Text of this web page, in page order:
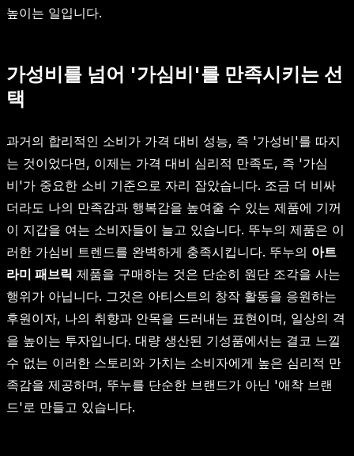
높이는 일입니다.
가성비를 넘어 '가심비'를 만족시키는 선
택
과거의 합리적인 소비가 가격 대비 성능, 즉 '가성비'를 따지
는 것이었다면, 이제는 가격 대비 심리적 만족도, 즉 '가심
비'가 중요한 소비 기준으로 자리 잡았습니다. 조금 더 비싸
더라도 나의 만족감과 행복감을 높여줄 수 있는 제품에 기꺼
이 지갑을 여는 소비자들이 늘고 있습니다. 뚜누의 제품은 이
러한 가심비 트렌드를 완벽하게 충족시킵니다. 뚜누의 아트
라미 패브릭 제품을 구매하는 것은 단순히 원단 조각을 사는
행위가 아닙니다. 그것은 아티스트의 창작 활동을 응원하는
후원이자, 나의 취향과 안목을 드러내는 표현이며, 일상의 격
을 높이는 투자입니다. 대량 생산된 기성품에서는 결코 느낄
수 없는 이러한 스토리와 가치는 소비자에게 높은 심리적 만
족감을 제공하며, 뚜누를 단순한 브랜드가 아닌 '애착 브랜
드'로 만들고 있습니다.